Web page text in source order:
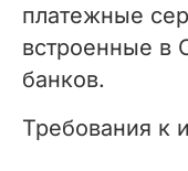
платежные
встроенные в
банков.
Требования к